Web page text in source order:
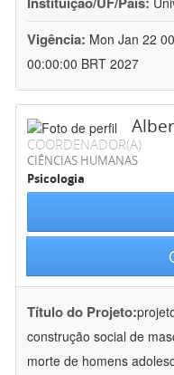
Vigência: Mon Jan 22
00:00:00 BRT 2027
COORDENADOR(A)
CIÊNCIAS HUMANAS
Psicologia
Título do Projeto:
construção social de
morte de homens